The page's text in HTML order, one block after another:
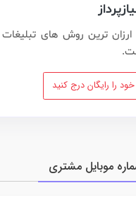
ترین روش های تبلیغات
را رایگان درج کنید
موبایل مشتری